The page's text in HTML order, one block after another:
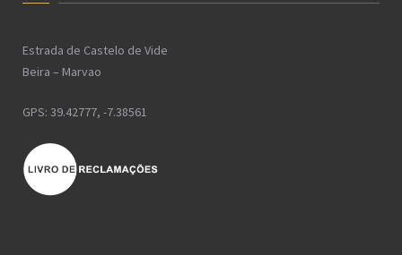
Estrada de Castelo de Vide
Beira – Marvao
GPS: 39.42777, -7.38561